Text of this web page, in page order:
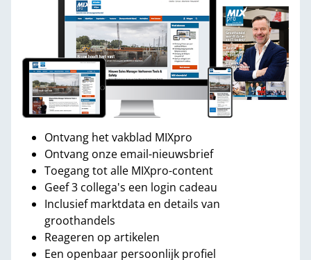
Ontvang het vakblad MIXpro
Ontvang onze email-nieuwsbrief
Toegang tot alle MIXpro-content
Geef 3 collega's een login cadeau
Inclusief marktdata en details van
groothandels
Reageren op artikelen
Een openbaar persoonlijk profiel